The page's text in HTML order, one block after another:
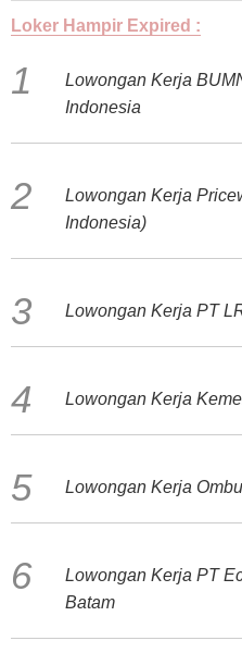
Loker Hampir Expired :
Lowongan Kerja
Indonesia
Lowongan Kerja
Indonesia)
Lowongan Kerja PT
Lowongan Kerja
Lowongan Kerja
Lowongan Kerja PT
Batam